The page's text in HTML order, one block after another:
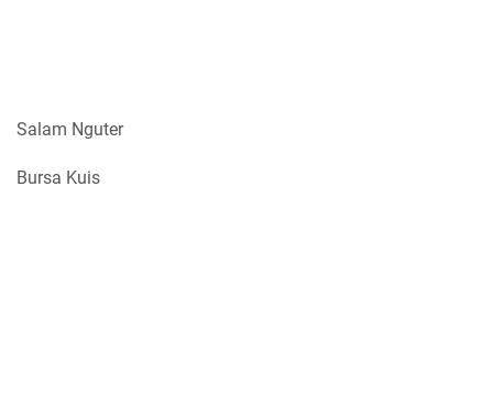
Salam Nguter
Bursa Kuis